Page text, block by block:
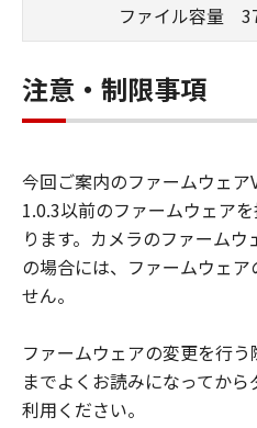
デジタルカメラ製
ができます。
(2) 「本契約」に明
き、キヤノンおよ
ーのいかなる知的
客様に譲渡あるい
りません。
(3) 「許諾ソフトウ
ソースソフトウェ
わらず、キヤノン
オンラインマニュ
載されたウェブペー
ファイル容量
注意・制限事項
今回ご案内のファームウェ
1.0.3以前のファームウェア
ります。カメラのファーム
の場合には、ファームウェ
せん。
ファームウェアの変更を行
までよくお読みになってか
利用ください。